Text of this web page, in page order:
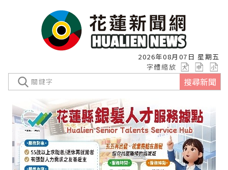
2026年08月07日 星期五
字體縮放
搜尋新聞